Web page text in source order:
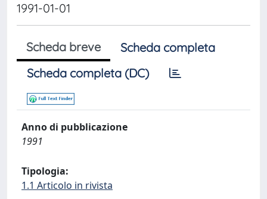
1991-01-01
Scheda breve
Scheda completa
Scheda completa (DC)
Anno di pubblicazione
1991
Tipologia:
1.1 Articolo in rivista